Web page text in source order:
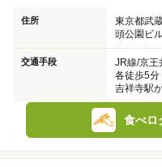
住所
東京都武
頭公園ビ
交通手段
JR線/京
各徒歩5分
吉祥寺駅
食べロ